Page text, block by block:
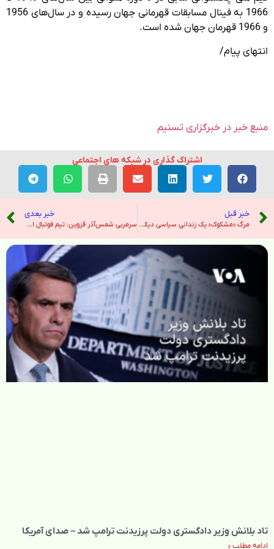
1966 به فینال مسابقات قهرمانی جهان رسیده و در سال‌های 1956
و 1966 قهرمان جهان شده است.
انتهای پیام/
منبع خبر در خبرگزاری تسنیم
اشتراک گذاری در شبکه های اجتماعی
خبر قبل
مرگ «مشکوک» یک زندانی سیاسی دیگر؛ سمیه رشیدی در زندان قرچک جان باخت – صدای آمریکا
خبر بعدی
سرمربی شمس‌آذر قزوین: تیم فوتبال استقلال در دفاع مشکل دارد – خبرگزاری ایرنا
تاد بلانش وزیر دادگستری دولت پرزیدنت ترامپ شد – صدای آمریکا
ادامه مطلب »